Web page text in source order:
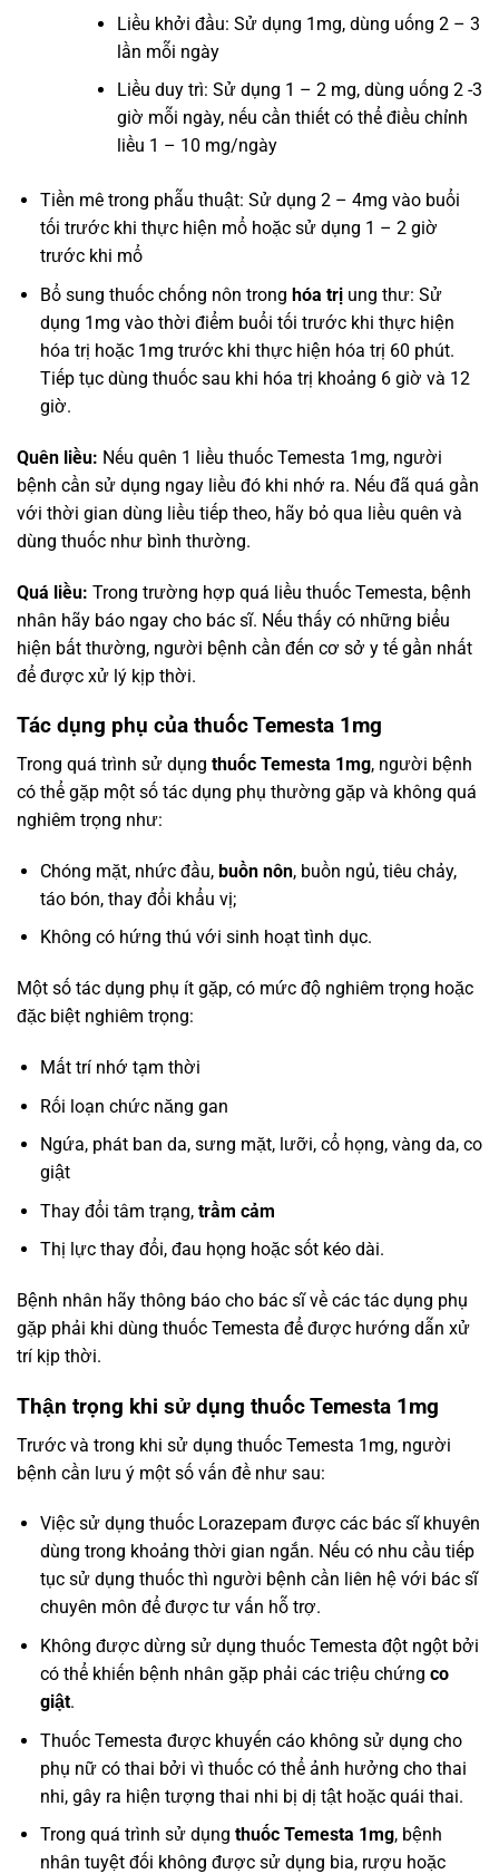
Liều khởi đầu: Sử dụng 1mg, dùng uống 2 – 3
lần mỗi ngày
Liều duy trì: Sử dụng 1 – 2 mg, dùng uống 2 -3
giờ mỗi ngày, nếu cần thiết có thể điều chỉnh
liều 1 – 10 mg/ngày
Tiền mê trong phẫu thuật: Sử dụng 2 – 4mg vào buổi
tối trước khi thực hiện mổ hoặc sử dụng 1 – 2 giờ
trước khi mổ
Bổ sung thuốc chống nôn trong hóa trịung thư: Sử
dụng 1mg vào thời điểm buổi tối trước khi thực hiện
hóa trị hoặc 1mg trước khi thực hiện hóa trị 60 phút.
Tiếp tục dùng thuốc sau khi hóa trị khoảng 6 giờ và 12
giờ.
Quên liều: Nếu quên 1 liều thuốc Temesta 1mg, người
bệnh cần sử dụng ngay liều đó khi nhớ ra. Nếu đã quá gần
với thời gian dùng liều tiếp theo, hãy bỏ qua liều quên và
dùng thuốc như bình thường.
Quá liều: Trong trường hợp quá liều thuốc Temesta, bệnh
nhân hãy báo ngay cho bác sĩ. Nếu thấy có những biểu
hiện bất thường, người bệnh cần đến cơ sở y tế gần nhất
để được xử lý kịp thời.
Tác dụng phụ của thuốc Temesta 1mg
Trong quá trình sử dụng thuốc Temesta 1mg, người bệnh
có thể gặp một số tác dụng phụ thường gặp và không quá
nghiêm trọng như:
Chóng mặt, nhức đầu, buồn nôn, buồn ngủ, tiêu chảy,
táo bón, thay đổi khẩu vị;
Không có hứng thú với sinh hoạt tình dục.
Một số tác dụng phụ ít gặp, có mức độ nghiêm trọng hoặc
đặc biệt nghiêm trọng:
Mất trí nhớ tạm thời
Rối loạn chức năng gan
Ngứa, phát ban da, sưng mặt, lưỡi, cổ họng, vàng da, co
giật
Thay đổi tâm trạng, trầm cảm
Thị lực thay đổi, đau họng hoặc sốt kéo dài.
Bệnh nhân hãy thông báo cho bác sĩ về các tác dụng phụ
gặp phải khi dùng thuốc Temesta để được hướng dẫn xử
trí kịp thời.
Thận trọng khi sử dụng thuốc Temesta 1mg
Trước và trong khi sử dụng thuốc Temesta 1mg, người
bệnh cần lưu ý một số vấn đề như sau:
Việc sử dụng thuốc Lorazepam được các bác sĩ khuyên
dùng trong khoảng thời gian ngắn. Nếu có nhu cầu tiếp
tục sử dụng thuốc thì người bệnh cần liên hệ với bác sĩ
chuyên môn để được tư vấn hỗ trợ.
Không được dừng sử dụng thuốc Temesta đột ngột bởi
có thể khiến bệnh nhân gặp phải các triệu chứng co
giật.
Thuốc Temesta được khuyến cáo không sử dụng cho
phụ nữ có thai bởi vì thuốc có thể ảnh hưởng cho thai
nhi, gây ra hiện tượng thai nhi bị dị tật hoặc quái thai.
Trong quá trình sử dụng thuốc Temesta 1mg, bệnh
nhân tuyệt đối không được sử dụng bia, rượu hoặc